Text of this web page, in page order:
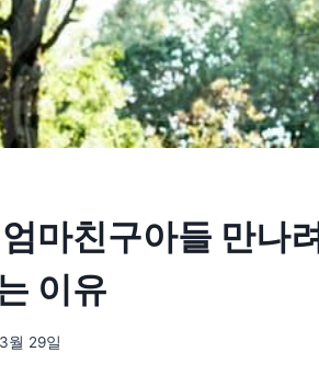
마친구아들 만나
이유
월 29일